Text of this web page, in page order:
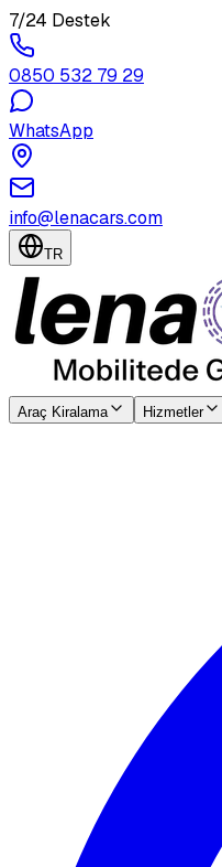
7/24 Destek
0850 532 79 29
WhatsApp
info@lenacars.com
TR
Araç Kiralama Hizmetler